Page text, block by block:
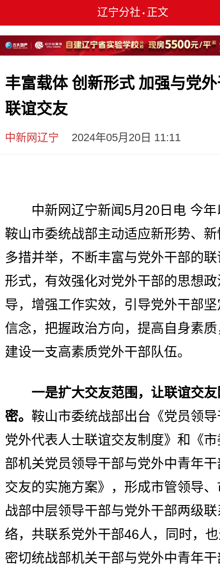
辽宁分社 • 正文
丰富载体 创新形式 加强与党
联谊交友
中新网辽宁 2024年05月20日 11:11
中新网辽宁新闻5月20日电 今年
鞍山市委统战部主动适应新形势、
多措并举，不断丰富与党外干部的
形式，有效强化对党外干部的思想
导，增强工作实效，引导党外干部
信念，把握政治方向，提高自身素
建设一支高素质党外干部队伍。
一是扩大交友范围，让联谊交
密。 鞍山市委统战部出台《党员领
党外代表人士联谊交友制度》和《
部机关党员领导干部与党外中青年
交友的实施方案》，形成市管领导
战部中层领导干部与党外干部两级
络，共联系党外干部46人，同时，
密切统战部机关干部与党外中青年